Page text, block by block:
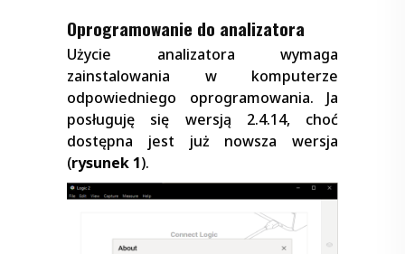
Oprogramowanie do analizatora
Użycie analizatora wymaga
zainstalowania w komputerze
odpowiedniego oprogramowania. Ja
posługuję się wersją 2.4.14, choć
dostępna jest już nowsza wersja
(rysunek 1).